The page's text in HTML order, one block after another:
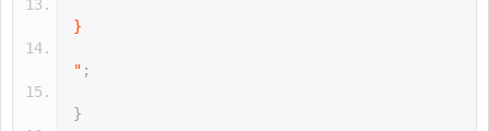
}
" ;
}